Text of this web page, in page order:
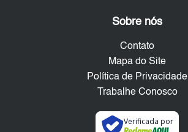
Sobre nós
Contato
Mapa do Site
Política de Privacidade
Trabalhe Conosco
Verificada por